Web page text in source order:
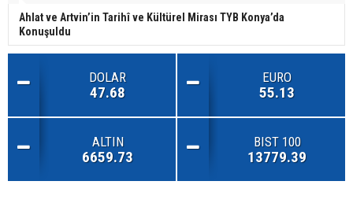
Ahlat ve Artvin’in Tarihî ve Kültürel Mirası TYB Konya’da
Konuşuldu
DOLAR
47.68
EURO
55.13
ALTIN
6659.73
BIST 100
13779.39